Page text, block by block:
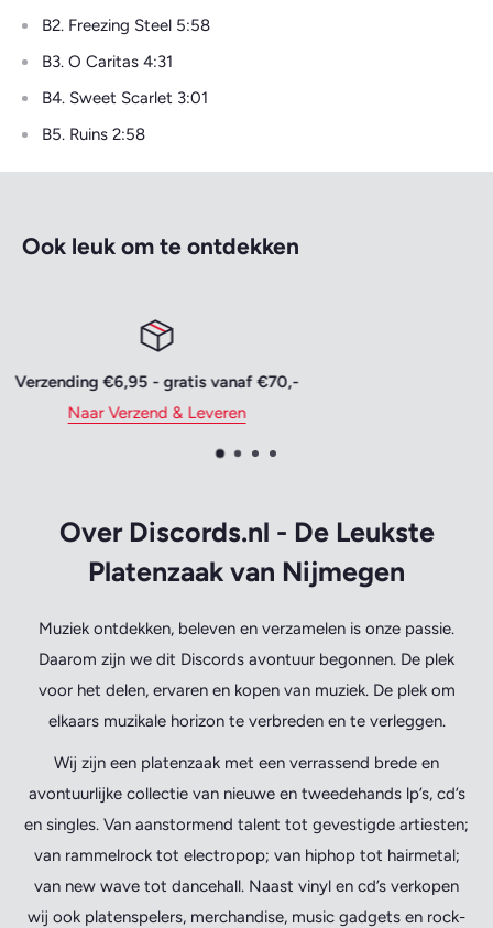
B2. Freezing Steel 5:58
B3. O Caritas 4:31
B4. Sweet Scarlet 3:01
B5. Ruins 2:58
Ook leuk om te ontdekken
Vertrouwd betalen
Naar Bestellen & Betalen
Over Discords.nl - De Leukste
Platenzaak van Nijmegen
Muziek ontdekken, beleven en verzamelen is onze passie.
Daarom zijn we dit Discords avontuur begonnen. De plek
voor het delen, ervaren en kopen van muziek. De plek om
elkaars muzikale horizon te verbreden en te verleggen.
Wij zijn een platenzaak met een verrassend brede en
avontuurlijke collectie van nieuwe en tweedehands lp’s, cd’s
en singles. Van aanstormend talent tot gevestigde artiesten;
van rammelrock tot electropop; van hiphop tot hairmetal;
van new wave tot dancehall. Naast vinyl en cd’s verkopen
wij ook platenspelers, merchandise, music gadgets en rock-